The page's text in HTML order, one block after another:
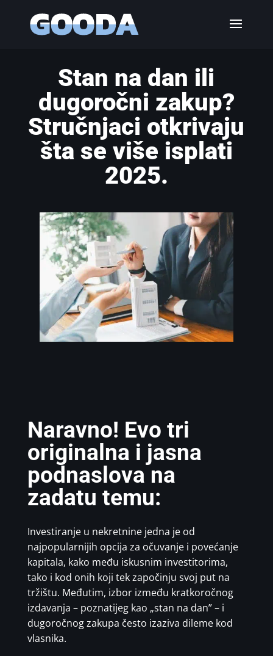
Stan na dan ili
dugoročni zakup?
Stručnjaci otkrivaju
šta se više isplati
2025.
Naravno! Evo tri
originalna i jasna
podnaslova na
zadatu temu:
Investiranje u nekretnine jedna je od
najpopularnijih opcija za očuvanje i povećanje
kapitala, kako među iskusnim investitorima,
tako i kod onih koji tek započinju svoj put na
tržištu. Međutim, izbor između kratkoročnog
izdavanja – poznatijeg kao „stan na dan” – i
dugoročnog zakupa često izaziva dileme kod
vlasnika.